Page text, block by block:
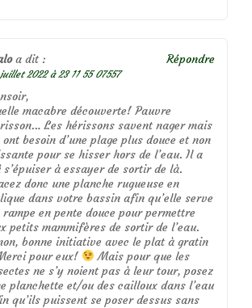
a dit :
2022 à 23 11 55 07557
macabre découverte! Pauvre
Les hérissons savent nager mais
besoin d’une plage plus douce et non
pour se hisser hors de l’eau. Il a
s’épuiser à essayer de sortir de là.
donc une planche rugueuse en
dans votre bassin afin qu’elle serve
rampe en pente douce pour permettre
petits mammifères de sortir de l’eau.
bonne initiative avec le plat à gratin
pour eux!
Mais pour que les
ne s’y noient pas à leur tour, posez
planchette et/ou des cailloux dans l’eau
qu’ils puissent se poser dessus sans
Répondre